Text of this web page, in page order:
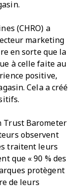
(CHRO) a
marketing
en sorte que la
à celle faite au
positive,
Cela a créé
Trust Barometer
observent
traitent leurs
que « 90 % des
protègent
de leurs